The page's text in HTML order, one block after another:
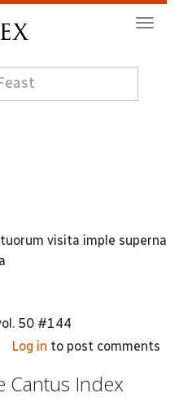
visita imple superna
50 #144
Log in to post comments
Cantus Index